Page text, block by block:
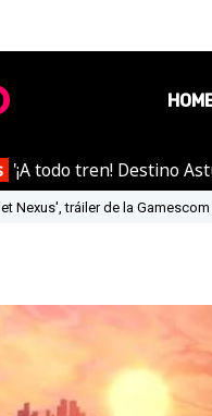
'¡A todo tren! Destino
Nexus', tráiler de la Gamescom